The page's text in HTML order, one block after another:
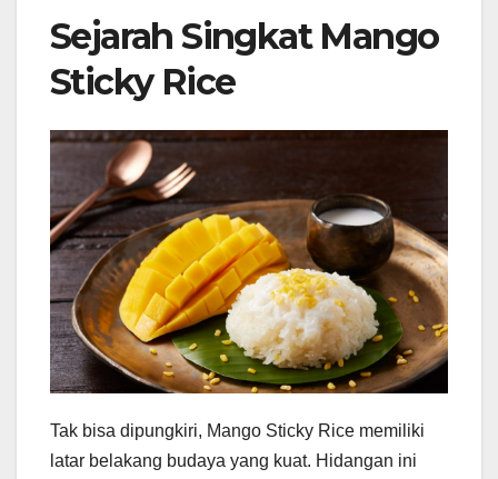
Sejarah Singkat Mango
Sticky Rice
Tak bisa dipungkiri, Mango Sticky Rice memiliki
latar belakang budaya yang kuat. Hidangan ini